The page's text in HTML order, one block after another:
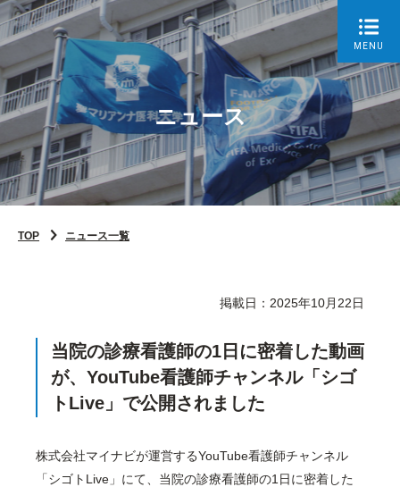
MENU
ニュース
TOP ニュース一覧
掲載日：2025年10月22日
当院の診療看護師の1日に密着した動画
が、YouTube看護師チャンネル「シゴ
トLive」で公開されました
株式会社マイナビが運営するYouTube看護師チャンネル
「シゴトLive」にて、当院の診療看護師の1日に密着した